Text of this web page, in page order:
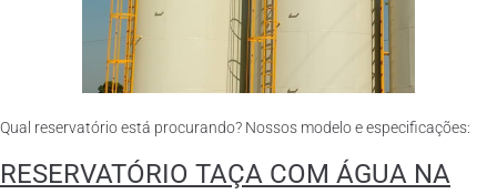
Qual reservatório está procurando? Nossos modelo e especificações:
RESERVATÓRIO TAÇA COM ÁGUA NA